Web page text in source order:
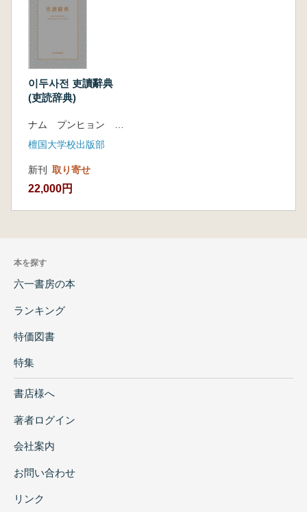
본문에는 이두의 표제항에 독음, 전래 이두학습
형태소 분석, 용례 등을 종합적으로 제시했다.
이두사전(吏讀辭典)은 지금까지 알려진 이두 자
료 전체를 대상으로 사전의 이두 항목을 발굴하
고 그 용례를 채록했으며 이두 연구 학계의 연구
전해진 이두 자료의 의미를 이해하는데 훌륭한
길잡이가 될 것으로 기대 된다.
이두사전 吏讀辭典
(吏読辞典)
檀国大学校出版部
新刊 取り寄せ
22,000円
本を探す
六一書房の本
ランキング
特価図書
特集
書店様へ
著者ログイン
会社案内
お問い合わせ
リンク